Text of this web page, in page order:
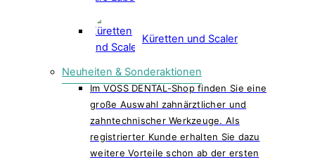
Küretten und Scaler
Neuheiten & Sonderaktionen
Im VOSS DENTAL-Shop finden Sie eine
große Auswahl zahnärztlicher und
zahntechnischer Werkzeuge. Als
registrierter Kunde erhalten Sie dazu
weitere Vorteile schon ab der ersten